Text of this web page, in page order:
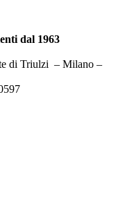
dal 1963
di Triulzi – Milano –